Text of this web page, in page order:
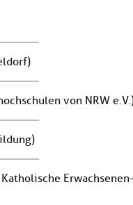
von NRW